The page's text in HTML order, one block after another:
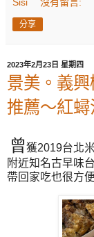
Sisi 沒有留言:
分享
2023年2月23日 星期四
景美。義
推薦～紅
曾獲2019台北
附近知名古早味
帶回家吃也很方便